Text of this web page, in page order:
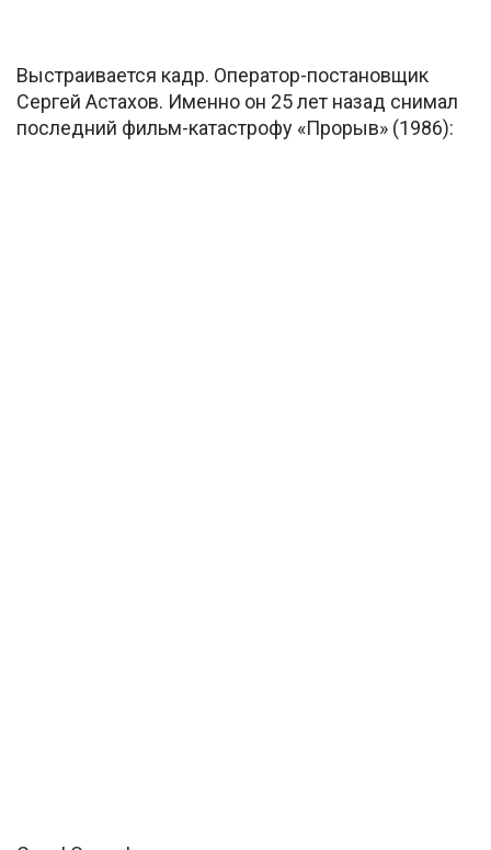
Выстраивается кадр. Оператор-постановщик
Сергей Астахов. Именно он 25 лет назад снимал
последний фильм-катастрофу «Прорыв» (1986):